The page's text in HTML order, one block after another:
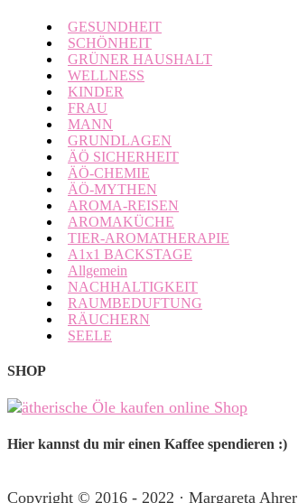
GESUNDHEIT
SCHÖNHEIT
GRÜNER HAUSHALT
WELLNESS
KINDER
FRAU
MANN
GRUNDLAGEN
ÄÖ SICHERHEIT
ÄÖ-CHEMIE
ÄÖ-MYTHEN
AROMA-REISEN
AROMAKÜCHE
TIER-AROMATHERAPIE
A1x1 BACKSTAGE
Allgemein
NACHHALTIGKEIT
RAUMBEDUFTUNG
RÄUCHERN
SEELE
SHOP
Hier kannst du mir einen Kaffee spendieren :)
Copyright © 2016 - 2022 · Margareta Ahrer